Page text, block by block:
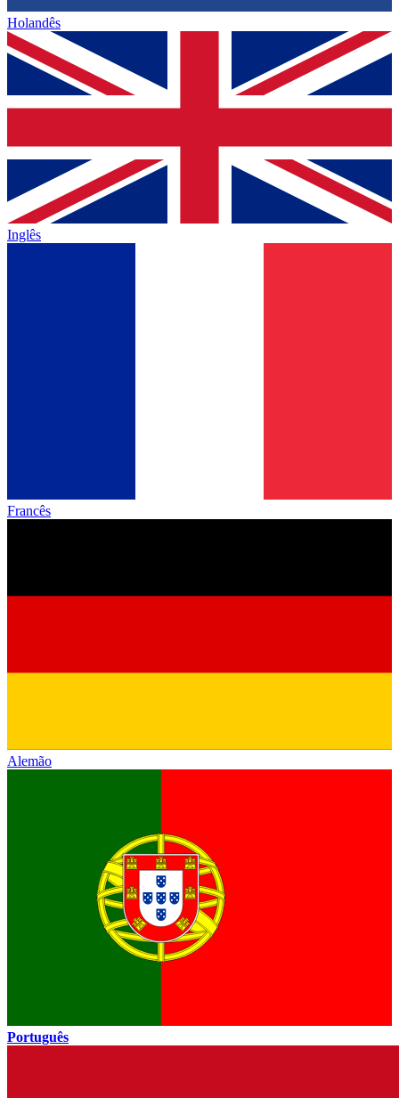
Holandês
Inglês
Francês
Alemão
Português